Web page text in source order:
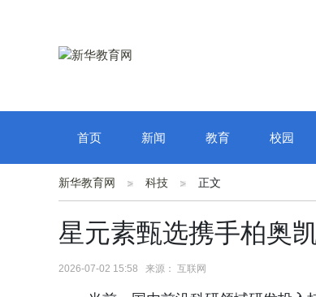
首页 新闻 教育 校园
新华教育网 科技 正文
星元素甄选携手柏奥
2026-07-02 15:58 来源： 互联网